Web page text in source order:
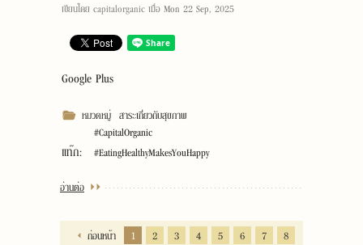
เขียนโดย capitalorganic เมื่อ Mon 22 Sep, 2025
Google Plus
หมวดหมู่ สาระเกี่ยวกับสุขภาพ
แท๊ก:
#CapitalOrganic
#EatingHealthyMakesYouHappy
อ่านต่อ
ก่อนหน้า 1 2 3 4 5 6 7
8